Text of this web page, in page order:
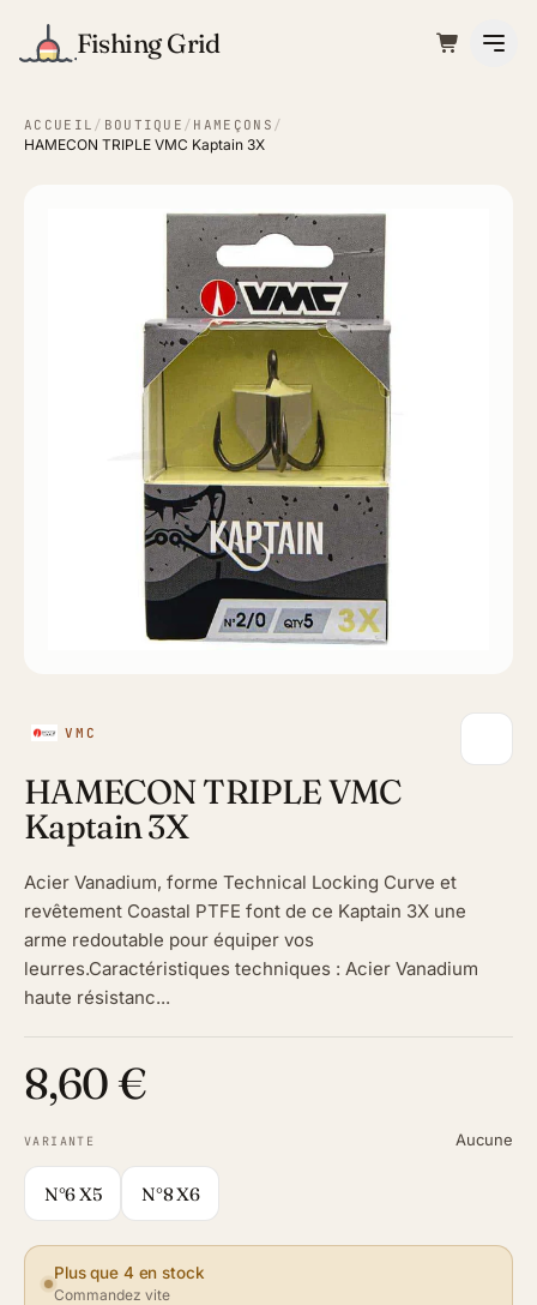
Fishing Grid
ACCUEIL / BOUTIQUE / HAMEÇONS /
HAMECON TRIPLE VMC Kaptain 3X
VMC
HAMECON TRIPLE VMC
Kaptain 3X
Acier Vanadium, forme Technical Locking Curve et
revêtement Coastal PTFE font de ce Kaptain 3X une
arme redoutable pour équiper vos
leurres.Caractéristiques techniques : Acier Vanadium
haute résistanc...
8,60 €
VARIANTE Aucune
N°6 X5 N°8 X6
Plus que 4 en stock
Commandez vite